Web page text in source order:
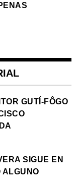
GUTÍ-FÔGO
SIGUE EN
ALGUNO